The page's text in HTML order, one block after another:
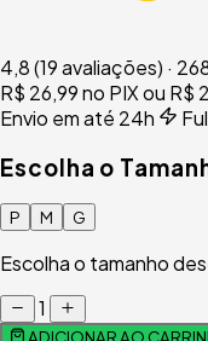
4,8(19 avaliações) ·
R$ 26,99no PIXou R$
Envio em até 24h
Escolha o
P M G
Escolha o tamanho
1